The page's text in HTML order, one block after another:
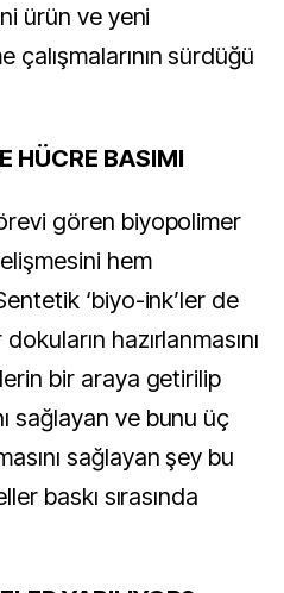
ürün ve yeni
sürdüğü
HÜCRE BASIMI
gören biyopolimer
hem
‘biyo-ink’ler de
hazırlanmasını
bir araya getirilip
sağlayan ve bunu üç
sağlayan şey bu
baskı sırasında